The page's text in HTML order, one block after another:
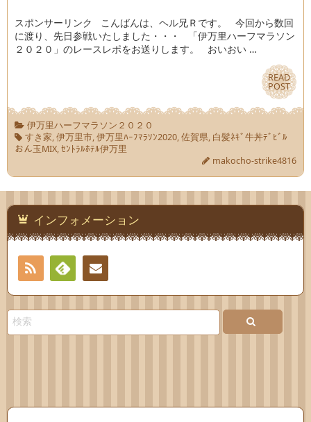
スポンサーリンク こんばんは、ヘル兄Ｒです。 今回から数回
に渡り、先日参戦いたしました・・・ 「伊万里ハーフマラソン
２０２０」のレースレポをお送りします。 おいおい …
READ
POST
READ
POST
伊万里ハーフマラソン２０２０
すき家,伊万里市,伊万里ﾊｰﾌﾏﾗｿﾝ2020,佐賀県, 白髪ﾈｷﾞ牛丼ﾃﾞﾋﾞﾙ
おん玉MIX,ｾﾝﾄﾗﾙﾎﾃﾙ伊万里
makocho-strike4816
インフォメーション
RSS
Feedly連絡